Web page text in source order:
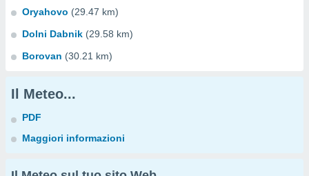
Oryahovo (29.47 km)
Dolni Dabnik (29.58 km)
Borovan (30.21 km)
Il Meteo...
PDF
Maggiori informazioni